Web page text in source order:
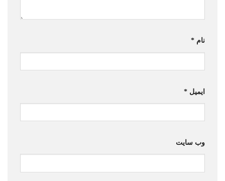
نام *
ایمیل *
وب‌ سایت